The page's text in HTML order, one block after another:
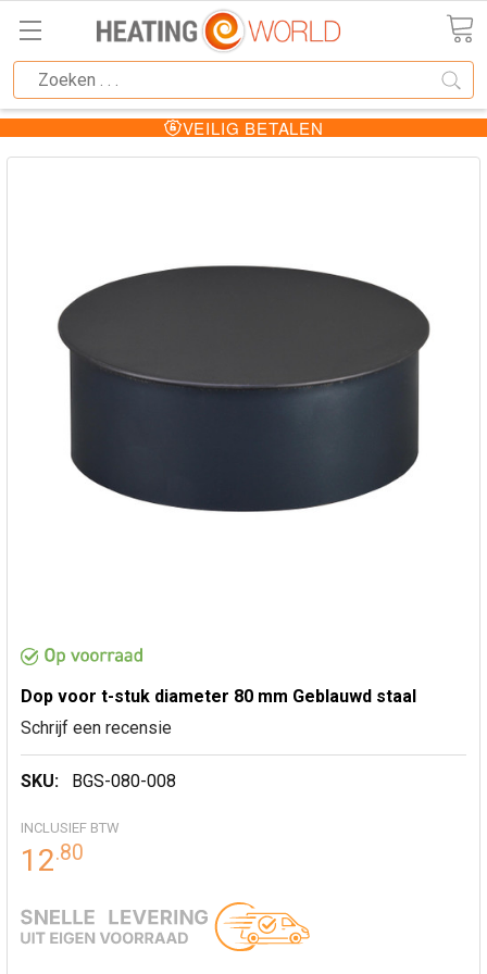
VEILIG BETALEN
Dop voor t-stuk diameter 80 mm Geblauwd staal
Schrijf een recensie
SKU: BGS-080-008
INCLUSIEF BTW
12.80